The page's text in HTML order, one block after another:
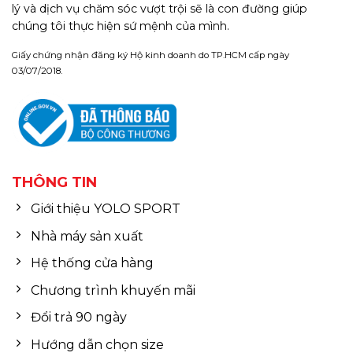
lý và dịch vụ chăm sóc vượt trội sẽ là con đường giúp
chúng tôi thực hiện sứ mệnh của mình.
Giấy chứng nhận đăng ký Hộ kinh doanh do TP.HCM cấp ngày
03/07/2018.
THÔNG TIN
Giới thiệu YOLO SPORT
Nhà máy sản xuất
Hệ thống cửa hàng
Chương trình khuyến mãi
Đổi trả 90 ngày
Hướng dẫn chọn size